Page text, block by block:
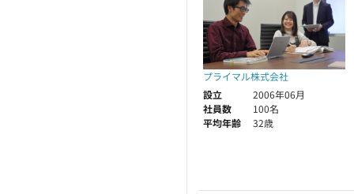
プライマル株式会社
設立
2006年06月
社員数
100名
平均年齢
32歳